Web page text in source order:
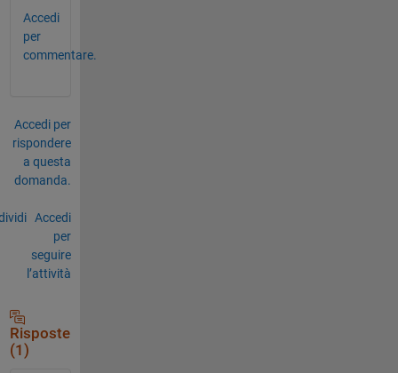
Accedi
per
commentare.
Accedi per
rispondere
a questa
domanda.
Accedi
per
seguire
l’attività
Risposte
(1)